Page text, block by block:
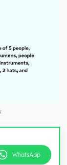
WhatsApp